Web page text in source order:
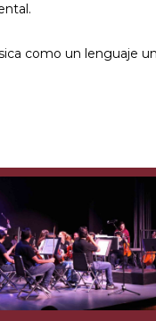
como un lenguaje